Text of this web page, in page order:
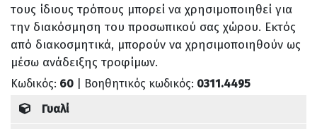
τους ίδιους τρόπους μπορεί να χρησιμοποιηθεί για
την διακόσμηση του προσωπικού σας χώρου. Εκτός
από διακοσμητικά, μπορούν να χρησιμοποιηθούν ως
μέσω ανάδειξης τροφίμων.
Κωδικός: 60 | Βοηθητικός κωδικός: 0311.4495
Γυαλί